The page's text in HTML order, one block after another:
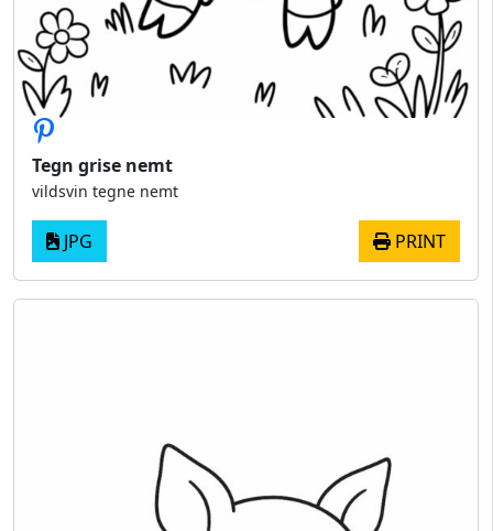
Tegn grise nemt
vildsvin tegne nemt
JPG PRINT